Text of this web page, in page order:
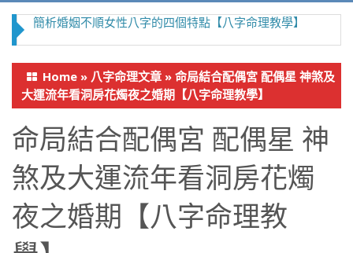
從 八字看你是否富命貧人？（八字命理 財運）
Home » 八字命理文章 » 命局結合配偶宮 配偶星 神煞及
大運流年看洞房花燭夜之婚期【八字命理教學】
命局結合配偶宮 配偶星 神
煞及大運流年看洞房花燭
夜之婚期【八字命理教